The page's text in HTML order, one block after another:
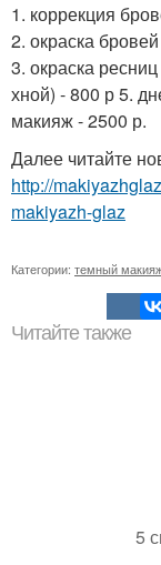
1. коррекция
2. окраска
3. окраска
хной) - 800 р 5.
макияж - 2500 р.
Далее читайте
http://
makiyazh-glaz
Категории: темный
Читайте также
5